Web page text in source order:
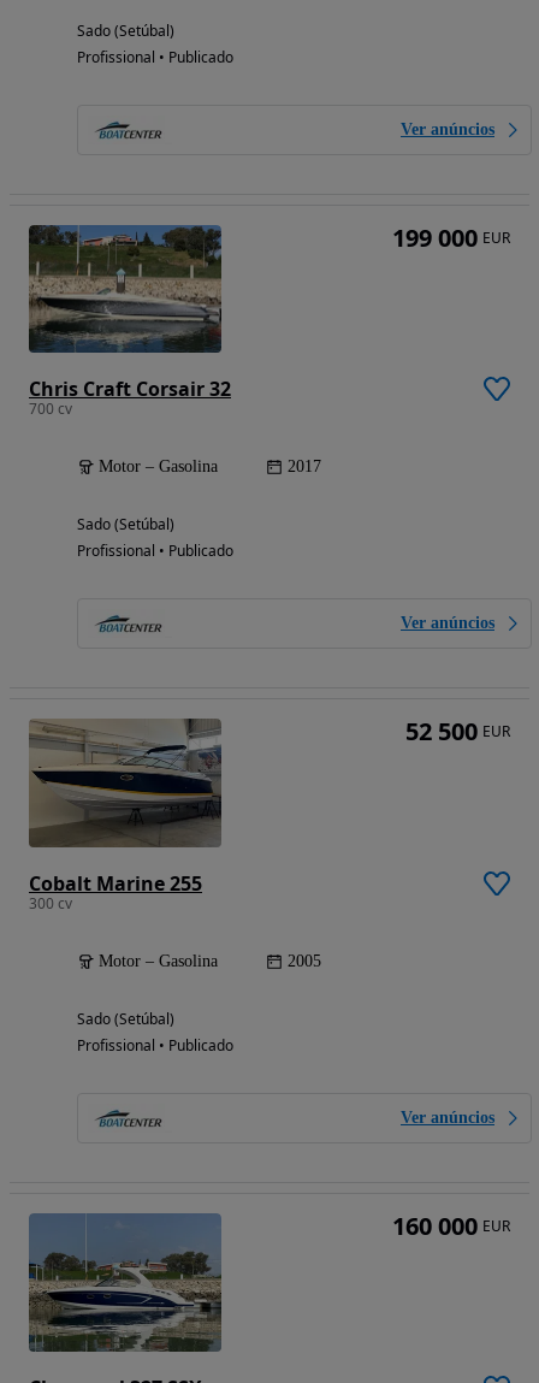
Sado (Setúbal)
Profissional • Publicado
Ver anúncios
Chris Craft Corsair 32
700 cv
Motor – Gasolina 2017
Sado (Setúbal)
Profissional • Publicado
Ver anúncios
199 000 EUR
Cobalt Marine 255
300 cv
Motor – Gasolina 2005
Sado (Setúbal)
Profissional • Publicado
Ver anúncios
52 500 EUR
160 000 EUR